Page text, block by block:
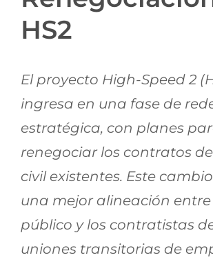
Socios
Contacto
HS2
El proyecto High-Speed 2
ingresa en una fase de
estratégica, con planes
renegociar los contratos
civil existentes. Este
una mejor alineación entre
público y los contratistas
uniones transitorias de